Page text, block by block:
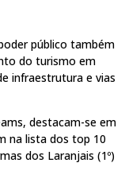
público também
do turismo em
infraestrutura e vias
destacam-se em
na lista dos top 10
dos Laranjais (1º)